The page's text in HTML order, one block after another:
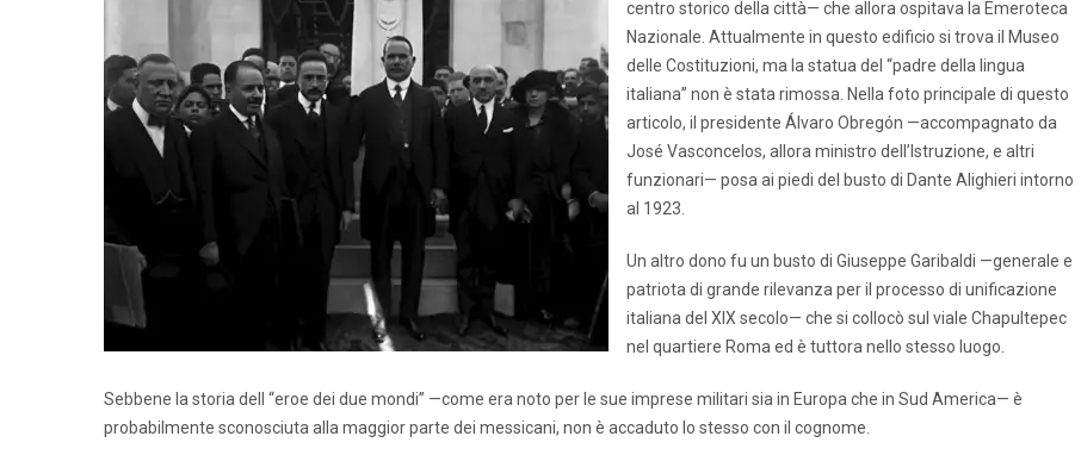
centro storico della città— che allora ospitava la Emeroteca
Nazionale. Attualmente in questo edificio si trova il Museo
delle Costituzioni, ma la statua del “padre della lingua
italiana” non è stata rimossa. Nella foto principale di questo
articolo, il presidente Álvaro Obregón —accompagnato da
José Vasconcelos, allora ministro dell’Istruzione, e altri
funzionari— posa ai piedi del busto di Dante Alighieri intorno
al 1923.
Un altro dono fu un busto di Giuseppe Garibaldi —generale e
patriota di grande rilevanza per il processo di unificazione
italiana del XIX secolo— che si collocò sul viale Chapultepec
nel quartiere Roma ed è tuttora nello stesso luogo.
Sebbene la storia dell “eroe dei due mondi” —come era noto per le sue imprese militari sia in Europa che in Sud America— è
probabilmente sconosciuta alla maggior parte dei messicani, non è accaduto lo stesso con il cognome.